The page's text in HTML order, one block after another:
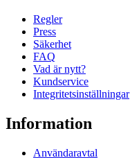
Regler
Press
Säkerhet
FAQ
Vad är nytt?
Kundservice
Integritetsinställningar
Information
Användaravtal